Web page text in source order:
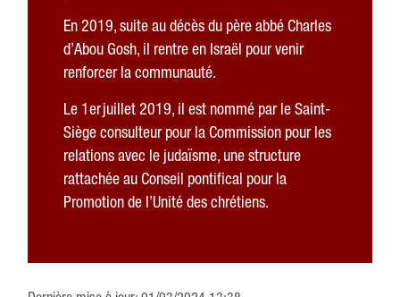
En 2019, suite au décès du père abbé Charles
d’Abou Gosh, il rentre en Israël pour venir
renforcer la communauté.
Le 1er juillet 2019, il est nommé par le Saint-
Siège consulteur pour la Commission pour les
relations avec le judaïsme, une structure
rattachée au Conseil pontifical pour la
Promotion de l’Unité des chrétiens.